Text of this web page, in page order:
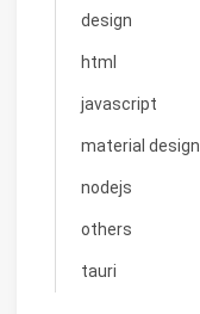
design
html
javascript
material design
nodejs
others
tauri